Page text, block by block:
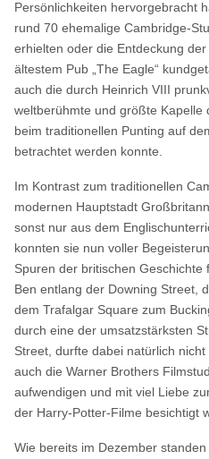
Persönlichkeiten hervorgebracht
rund 70 ehemalige Cambridge-
erhielten oder die Entdeckung
ältestem Pub „The Eagle“
auch die durch Heinrich VIII
weltberühmte und größte Kapelle
beim traditionellen Punting auf
betrachtet werden konnte.
Im Kontrast zum traditionellen
modernen Hauptstadt
sonst nur aus dem
konnten sie nun voller
Spuren der britischen
Ben entlang der Downing Street,
dem Trafalgar Square zum
durch eine der umsatzstärksten
Street, durfte dabei natürlich
auch die Warner Brothers
aufwendigen und mit viel Liebe
der Harry-Potter-Filme besichtigt
Wie bereits im Dezember